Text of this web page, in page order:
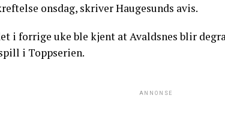
onsdag, skriver Haugesunds avis.
i forrige uke ble kjent at Avaldsnes blir
i Toppserien.
ANNONSE